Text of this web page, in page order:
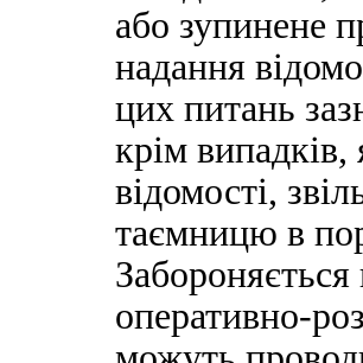
або зупинене
надання
цих питань
крім випадків,
відомості,
таємницю в
оперативно-